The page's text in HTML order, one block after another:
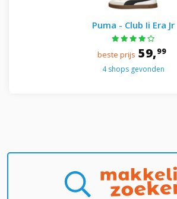
Puma - Club Ii Era Jr
beste prijs 59,99
4 shops gevonden